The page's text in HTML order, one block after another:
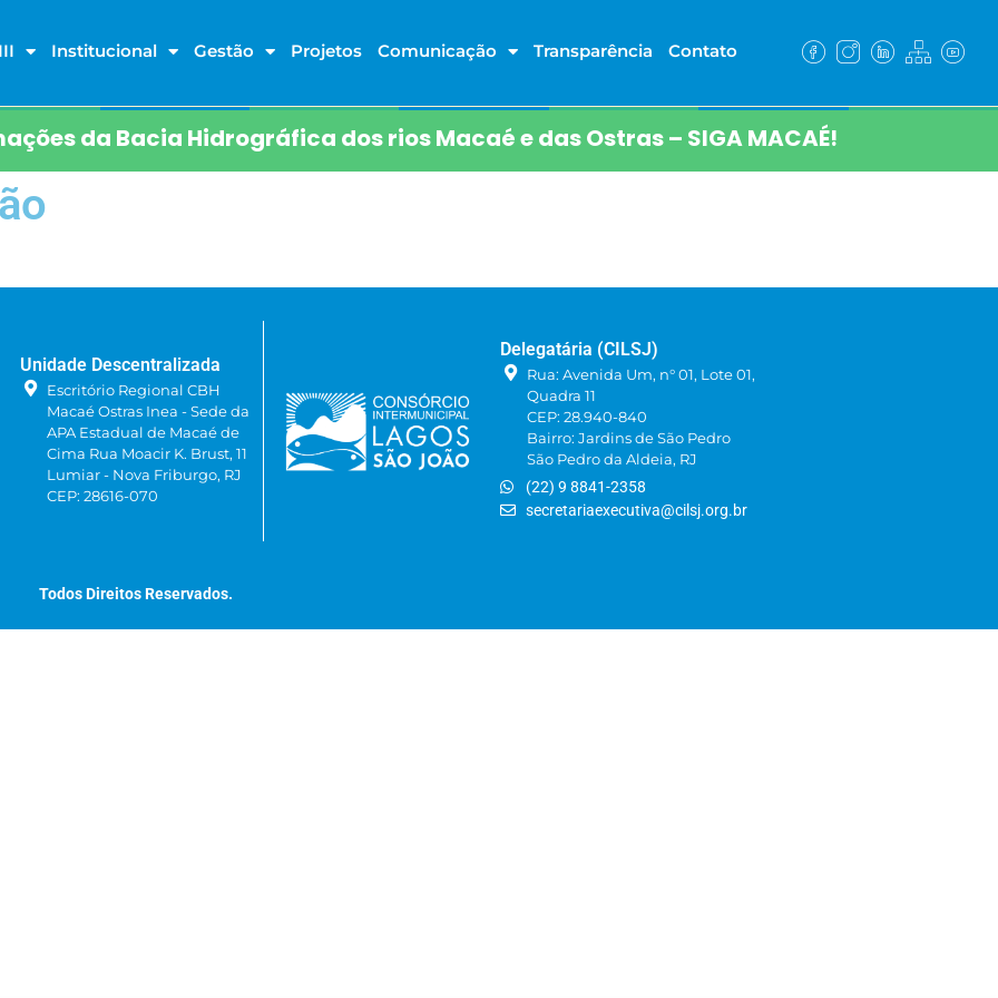
Institucional Gestão Projetos Comunicação Transparência Contato
da Bacia Hidrográfica dos rios Macaé e das Ostras – SIGA MACAÉ!
Unidade Descentralizada
Escritório Regional CBH
Macaé Ostras Inea - Sede da
APA Estadual de Macaé de
Cima Rua Moacir K. Brust, 11
Lumiar - Nova Friburgo, RJ
CEP: 28616-070
Delegatária (CILSJ)
Rua: Avenida Um, n° 01, Lote 01,
Quadra 11
CEP: 28.940-840
Bairro: Jardins de São Pedro
São Pedro da Aldeia, RJ
(22) 9 8841-2358
secretariaexecutiva@cilsj.org.br
Todos Direitos Reservados.